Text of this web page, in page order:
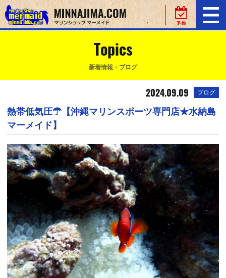
Topics
新着情報・ブログ
2024.09.09 ブログ
熱帯低気圧☂【沖縄マリンスポーツ専門店★水納島
マーメイド】